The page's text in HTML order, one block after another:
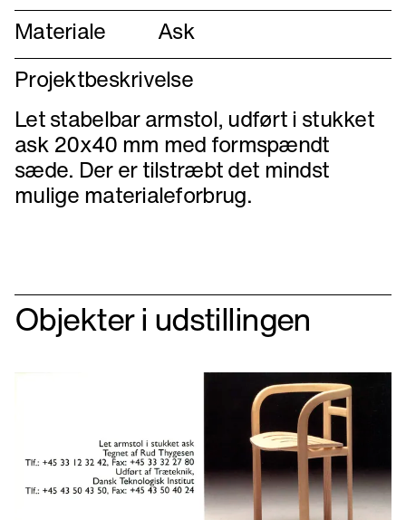
Materiale
Ask
Projektbeskrivelse
Let stabelbar armstol, udført i stukket
ask 20x40 mm med formspændt
sæde. Der er tilstræbt det mindst
mulige materialeforbrug.
Objekter i udstillingen